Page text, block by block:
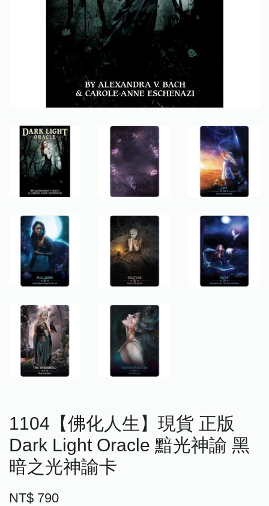
1104【佛化人生】現貨 正版
Dark Light Oracle 黯光神諭 黑
暗之光神諭卡
NT$ 790